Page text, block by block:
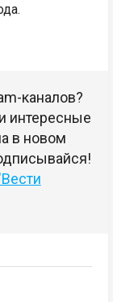
каналов?
интересные
в новом